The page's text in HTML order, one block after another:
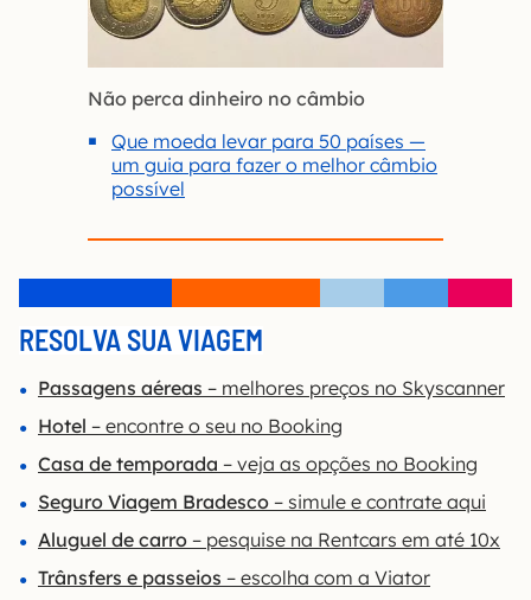
Não perca dinheiro no câmbio
Que moeda levar para 50 países —
um guia para fazer o melhor câmbio
possível
RESOLVA SUA VIAGEM
Passagens aéreas – melhores preços no Skyscanner
Hotel – encontre o seu no Booking
Casa de temporada – veja as opções no Booking
Seguro Viagem Bradesco – simule e contrate aqui
Aluguel de carro – pesquise na Rentcars em até 10x
Trânsfers e passeios – escolha com a Viator